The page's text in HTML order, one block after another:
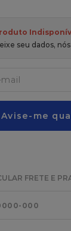
seu dados,
Avise-me
FRETE E